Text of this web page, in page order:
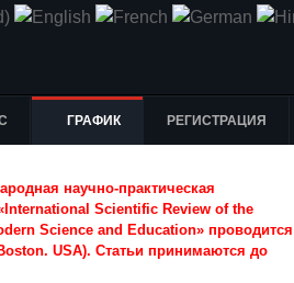
ГРАФИК РЕГИСТРАЦИЯ
научно-практическая
Scientific Review of the
Science and Education» проводится
USA). Статьи принимаются до